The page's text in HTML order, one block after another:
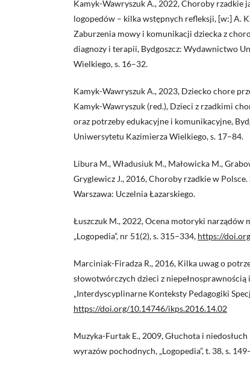
Kamyk-Wawryszuk A., 2022, Choroby rzadkie
logopedów – kilka wstępnych refleksji, [w:] A.
Zaburzenia mowy i komunikacji dziecka z
diagnozy i terapii, Bydgoszcz: Wydawnictwo
Wielkiego, s. 16–32.
Kamyk-Wawryszuk A., 2023, Dziecko chore
Kamyk-Wawryszuk (red.), Dzieci z rzadkimi
oraz potrzeby edukacyjne i komunikacyjne,
Uniwersytetu Kazimierza Wielkiego, s. 17–84.
Libura M., Władusiuk M., Małowicka M.,
Gryglewicz J., 2016, Choroby rzadkie w
Warszawa: Uczelnia Łazarskiego.
Łuszczuk M., 2022, Ocena motoryki narządów
„Logopedia”, nr 51(2), s. 315–334, https://
Marciniak-Firadza R., 2016, Kilka uwag o
słowotwórczych dzieci z
„Interdyscyplinarne Konteksty Pedagogiki
https://doi.org/10.14746/ikps.2016.14.02
Muzyka-Furtak E., 2009, Głuchota i
wyrazów pochodnych, „Logopedia”, t. 38, s.